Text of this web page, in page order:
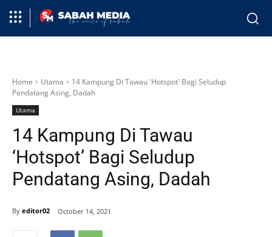
Home Utama
14 Kampung Di Tawau 'Hotspot' Bagi Seludup
Pendatang Asing, Dadah
Utama
14 Kampung Di Tawau
‘Hotspot’ Bagi Seludup
Pendatang Asing, Dadah
By editor02 October 14, 2021